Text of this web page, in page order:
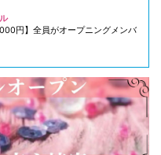
円】全員がオープニングメンバ